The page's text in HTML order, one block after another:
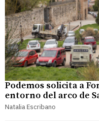
Podemos solicita a
entorno del arco de
Natalia Escribano